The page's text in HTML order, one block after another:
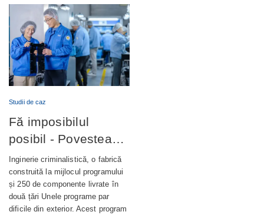
Studii de caz
Fă imposibilul
posibil - Povestea
completă din spatele
unui terminal bancar
de autoservire de
nouă generație
Inginerie criminalistică, o fabrică
construită la mijlocul programului
și 250 de componente livrate în
două țări Unele programe par
dificile din exterior. Acest program